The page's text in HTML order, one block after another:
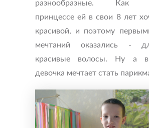
разнообразные. Как
принцессе ей в свои 8 лет
красивой, и поэтому
мечтаний оказались -
красивые волосы. Ну а
девочка мечтает стать